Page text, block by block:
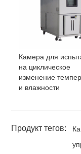
Камера для
на циклическое
изменение
и влажности
Продукт тегов: